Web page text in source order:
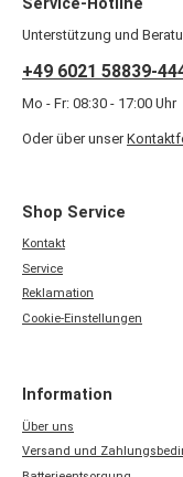
Service-Hotline
Unterstützung und
+49 6021 58839-
Mo - Fr: 08:30 - 17:00 Uhr
Oder über unser
Shop Service
Kontakt
Service
Reklamation
Cookie-Einstellungen
Information
Über uns
Versand und